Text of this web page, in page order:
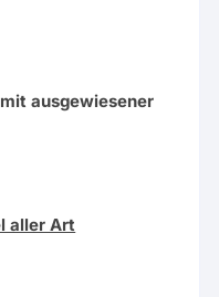
ausgewiesener
aller Art